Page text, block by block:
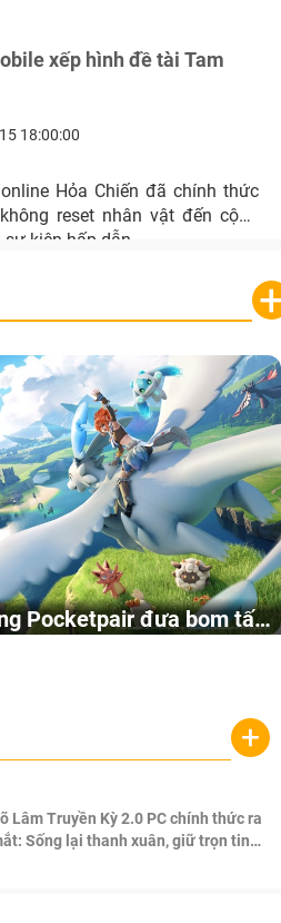
xếp hình đề tài Tam
18:00:00
Hỏa Chiến đã chính thức
reset nhân vật đến cộng
kiện hấp dẫn.
Pocketpair đưa bom tấn
thức từ công ty game Nhật Bản
+
Lâm Truyền Kỳ 2.0 PC chính thức ra
Sống lại thanh xuân, giữ trọn tinh